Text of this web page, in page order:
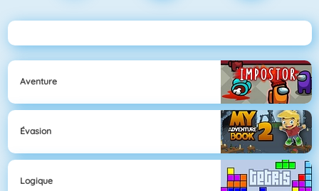
Aventure
Évasion
Logique